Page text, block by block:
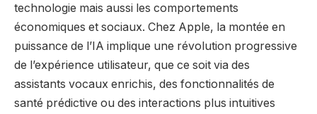
technologie mais aussi les comportements
économiques et sociaux. Chez Apple, la montée en
puissance de l’IA implique une révolution progressive
de l’expérience utilisateur, que ce soit via des
assistants vocaux enrichis, des fonctionnalités de
santé prédictive ou des interactions plus intuitives